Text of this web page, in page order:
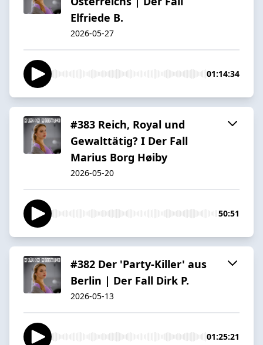
Elfriede B.
2026-05-27
01:14:34
#383 Reich, Royal und
Gewalttätig? I Der Fall
Marius Borg Høiby
2026-05-20
50:51
#382 Der 'Party-Killer' aus
Berlin | Der Fall Dirk P.
2026-05-13
01:25:21